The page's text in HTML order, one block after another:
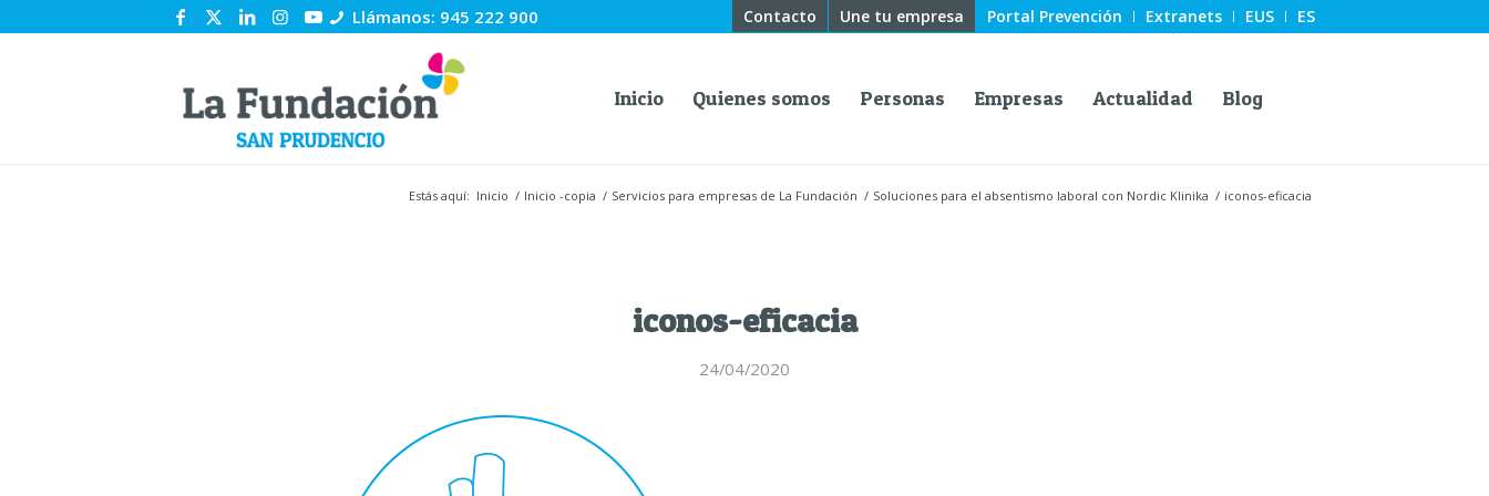
Contacto Une tu empresa Portal Prevención Extranets EUS ES
Llámanos: 945 222 900
Inicio Quienes somos Personas Empresas Actualidad Blog
Estás aquí: Inicio / Inicio -copia / Servicios para empresas de La Fundación / Soluciones para el absentismo laboral con Nordic Klinika / iconos-eficacia
iconos-eficacia
24/04/2020